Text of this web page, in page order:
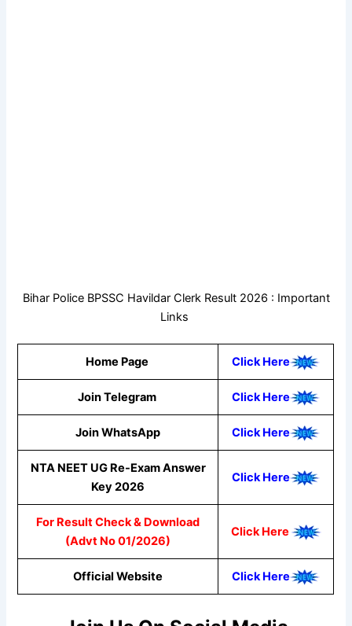
Bihar Police BPSSC Havildar Clerk Result 2026 : Important
Links
Home Page Click Here
Join Telegram Click Here
Join WhatsApp Click Here
NTA NEET UG Re-Exam Answer
Key 2026
Click Here
For Result Check & Download
(Advt No 01/2026)
Click Here
Official Website Click Here